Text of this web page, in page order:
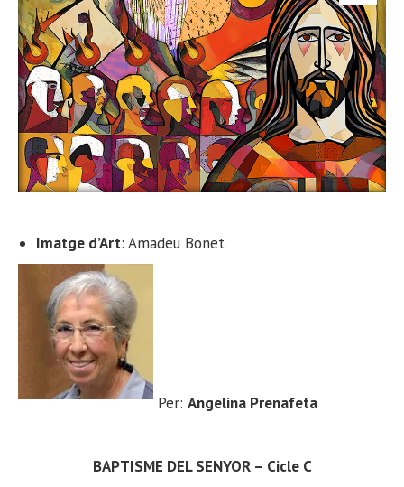
Imatge d’Art: Amadeu Bonet
Per: Angelina Prenafeta
BAPTISME DEL SENYOR – Cicle C